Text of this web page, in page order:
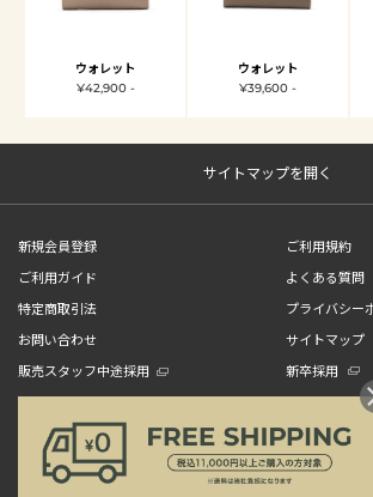
ウォレット
¥42,900 -
ウォレット
¥39,600 -
サイトマップを開く
新規会員登録
ご利用規約
ご利用ガイド
よくある質問
特定商取引法
プライバシー
お問い合わせ
サイトマップ
販売スタッフ中途採用
新卒採用